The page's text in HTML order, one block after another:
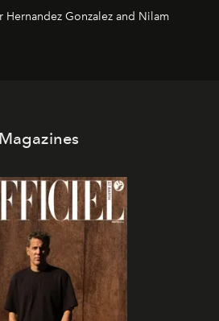
Gonzalez and Nilam
Magazines